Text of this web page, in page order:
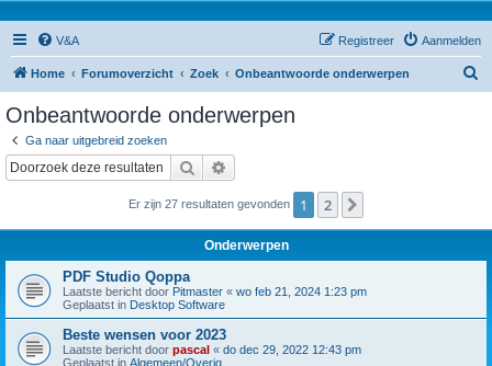
V&A Aanmelden
Registreer
Home Forumoverzicht Zoek Onbeantwoorde onderwerpen
Onbeantwoorde onderwerpen
Ga naar uitgebreid zoeken
Zoek
Er zijn 27 resultaten gevonden 1 2
Onderwerpen
PDF Studio Qoppa
Laatste bericht door Pitmaster « wo feb 21, 2024 1:23 pm
Geplaatst in Desktop Software
Beste wensen voor 2023
Laatste bericht door pascal « do dec 29, 2022 12:43 pm
Geplaatst in Algemeen/Overig